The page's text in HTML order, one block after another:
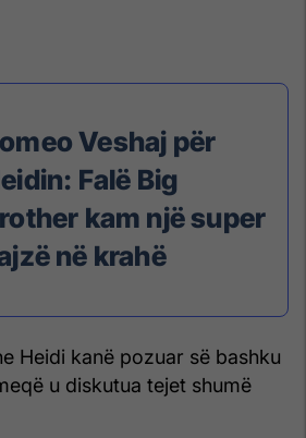
Veshaj për
Falë Big
kam një super
në krahë
Heidi kanë pozuar së bashku
u diskutua tejet shumë